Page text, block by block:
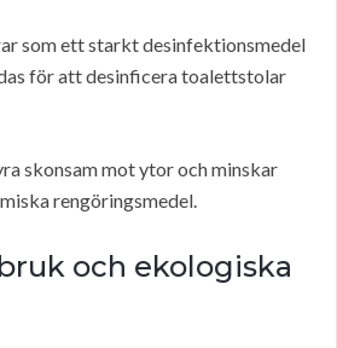
som ett starkt desinfektionsmedel
för att desinficera toalettstolar
skonsam mot ytor och minskar
rengöringsmedel.
och ekologiska